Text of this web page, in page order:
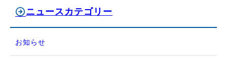
ニュースカテゴリー
お知らせ